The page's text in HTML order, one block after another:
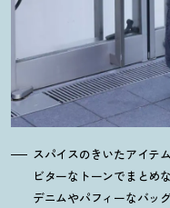
スパイスのきいたアイテ
ビターなトーンでまとめ
デニムやパフィーなバッ